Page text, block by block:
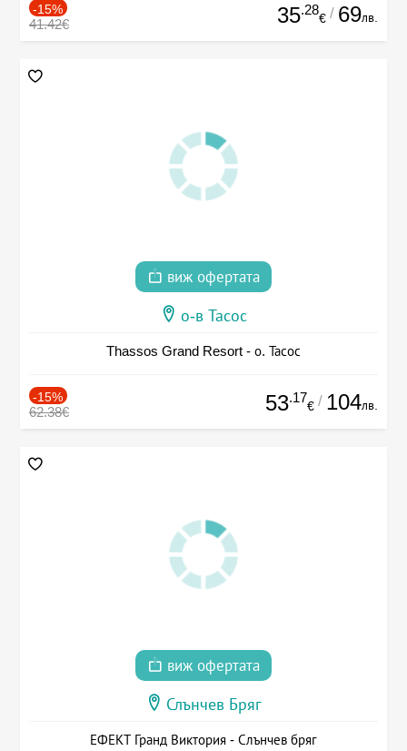
-15%
41.42€ 35.28
€ / 69лв.
виж офертата
о-в Тасос
Thassos Grand Resort - о. Тасос
-15%
62.38€ 53.17
€ / 104лв.
виж офертата
Слънчев Бряг
ЕФЕКТ Гранд Виктория - Слънчев бряг